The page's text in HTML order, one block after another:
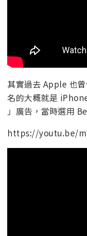
其實過去 Apple 也
名的大概就是
」廣告，當時選用
https://youtu.be/